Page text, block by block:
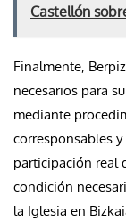
Castellón
Finalmente,
necesarios para
mediante
corresponsables
participación real
condición
la Iglesia en